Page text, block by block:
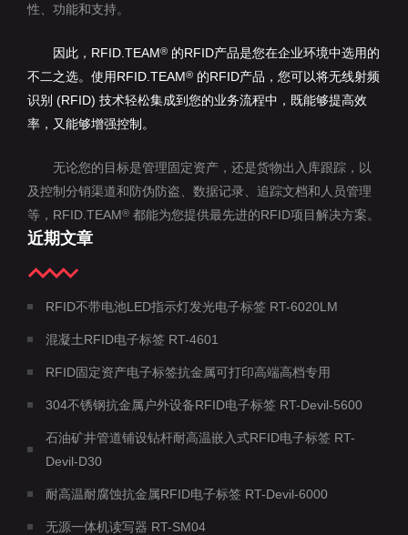
性、功能和支持。
因此，RFID.TEAM® 的RFID产品是您在企业环境中选用的
不二之选。使用RFID.TEAM® 的RFID产品，您可以将无线射频
识别 (RFID) 技术轻松集成到您的业务流程中，既能够提高效
率，又能够增强控制。
无论您的目标是管理固定资产，还是货物出入库跟踪，以
及控制分销渠道和防伪防盗、数据记录、追踪文档和人员管理
等，RFID.TEAM® 都能为您提供最先进的RFID项目解决方案。
近期文章
RFID不带电池LED指示灯发光电子标签 RT-6020LM
混凝土RFID电子标签 RT-4601
RFID固定资产电子标签抗金属可打印高端高档专用
304不锈钢抗金属户外设备RFID电子标签 RT-Devil-5600
石油矿井管道铺设钻杆耐高温嵌入式RFID电子标签 RT-
Devil-D30
耐高温耐腐蚀抗金属RFID电子标签 RT-Devil-6000
无源一体机读写器 RT-SM04